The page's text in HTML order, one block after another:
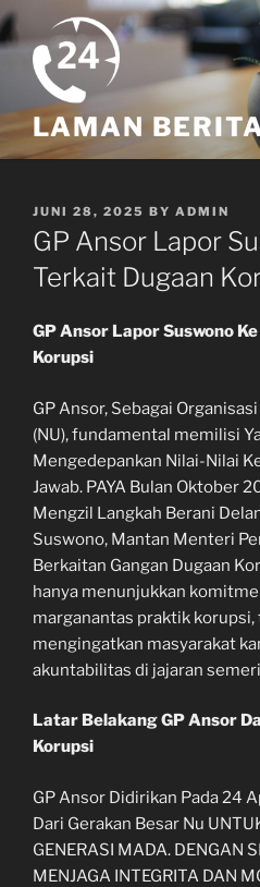
Skip
to
content
LAMAN
POSTED
ON
JUNI 28, 2025 BY ADMIN
GP Ansor Lapor
Terkait Dugaan
GP Ansor Lapor Suswono
Korupsi
GP Ansor, Sebagai
(NU), fundamental memilisi
Mengedepankan Nilai-Nilai
Jawab. PAYA Bulan Oktober
Mengzil Langkah Berani
Suswono, Mantan Menteri
Berkaitan Gangan Dugaan
hanya menunjukkan
marganantas praktik
mengingatkan masyarakat
akuntabilitas di jajaran
Latar Belakang GP Ansor
Korupsi
GP Ansor Didirikan Pada 24
Dari Gerakan Besar Nu
GENERASI MADA. DENGAN
MENJAGA INTEGRITA DAN